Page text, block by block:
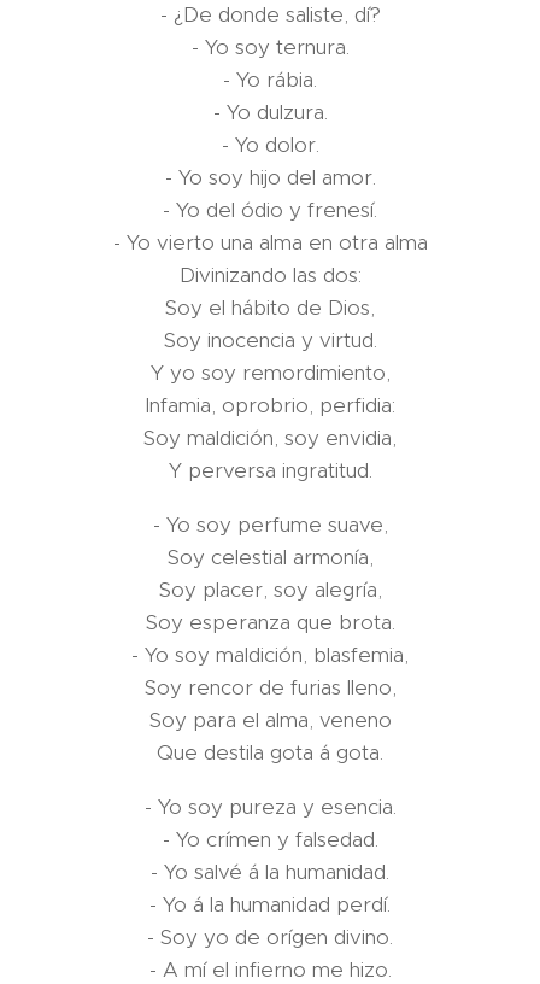
- ¿De donde saliste, dí?
- Yo soy ternura.
- Yo rábia.
- Yo dulzura.
- Yo dolor.
- Yo soy hijo del amor.
- Yo del ódio y frenesí.
- Yo vierto una alma en otra alma
Divinizando las dos:
Soy el hábito de Dios,
Soy inocencia y virtud.
Y yo soy remordimiento,
Infamia, oprobrio, perfidia:
Soy maldición, soy envidia,
Y perversa ingratitud.
- Yo soy perfume suave,
Soy celestial armonía,
Soy placer, soy alegría,
Soy esperanza que brota.
- Yo soy maldición, blasfemia,
Soy rencor de furias lleno,
Soy para el alma, veneno
Que destila gota á gota.
- Yo soy pureza y esencia.
- Yo crímen y falsedad.
- Yo salvé á la humanidad.
- Yo á la humanidad perdí.
- Soy yo de orígen divino.
- A mí el infierno me hizo.